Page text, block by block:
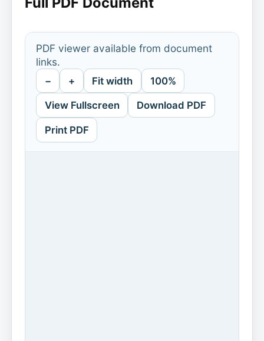
PDF viewer available from document
links.
− + Fit width 100%
View Fullscreen Download PDF
Print PDF